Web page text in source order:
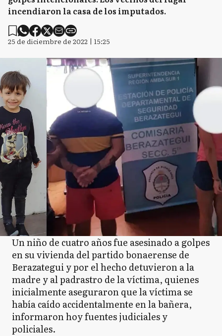
incendiaron la casa de los imputados.
25 de diciembre de 2022 | 15:25
Un niño de cuatro años fue asesinado a golpes
en su vivienda del partido bonaerense de
Berazategui y por el hecho detuvieron a la
madre y al padrastro de la víctima, quienes
inicialmente aseguraron que la víctima se
había caído accidentalmente en la bañera,
informaron hoy fuentes judiciales y
policiales.